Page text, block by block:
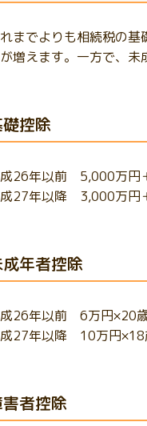
までよりも相続税の基
増えます。一方で、未
控除
26年以前 5,000万円
27年以降 3,000万円
年者控除
26年以前 6万円×20
27年以降 10万円×18
者控除